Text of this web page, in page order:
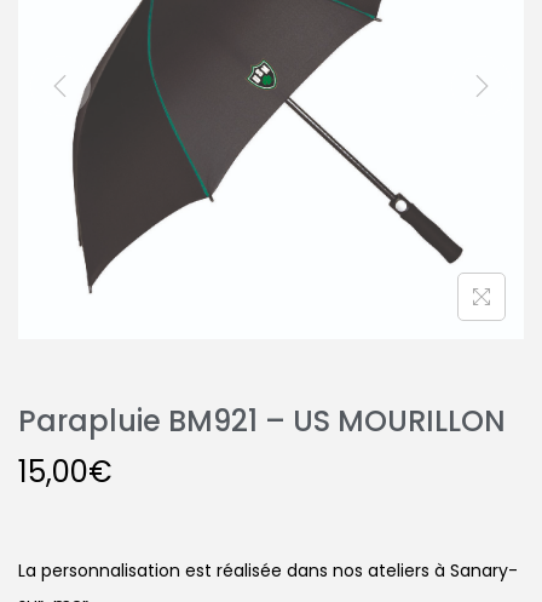
Parapluie BM921 – US MOURILLON
15,00€
La personnalisation est réalisée dans nos ateliers à Sanary-